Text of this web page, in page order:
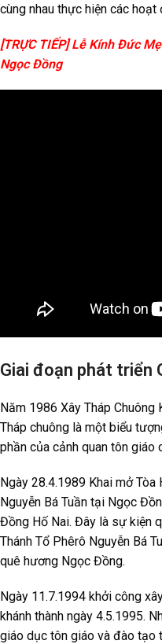
cùng nhau thực hiện các hoạt
[TRỰC TIẾP] Lễ Kính Đức
Ngọc Đồng
Giai đoạn phát triển
Năm 1986 Xây Tháp Chuông
Tháp chuông là một biểu
phần của cảnh quan tôn giáo
Ngày 28.4.1989 Khai mở Tòa
Nguyễn Bá Tuần tại Ngọc
Đồng Hố Nai. Đây là sự kiện
Thánh Tổ Phêrô Nguyễn Bá
quê hương Ngọc Đồng.
Ngày 11.7.1994 khởi công
khánh thành ngày 4.5.1995.
giáo dục tôn giáo và đào tạo